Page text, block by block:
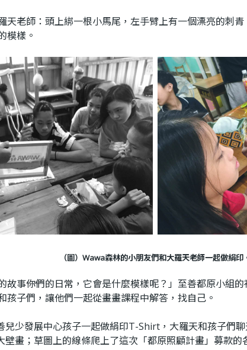
老師：頭上綁一根小馬尾，左手臂上有一個漂亮的刺青
模樣。
（圖）Wawa森林的小朋友們和大羅天老師一起做絹印
――你們的日常，它會是什麼模樣呢？」至善都原小組
孩子們，讓他們一起從畫畫課程中解答，找自己。
發展中心孩子一起做絹印T-Shirt，大羅天和孩子們聊
畫；草圖上的線條爬上了這次「都原照顧計畫」募款的